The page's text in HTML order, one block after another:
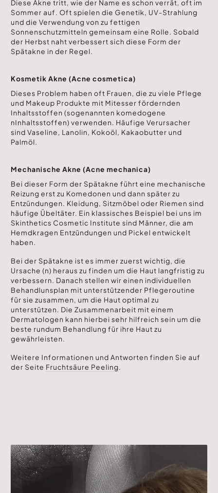
Diese Akne tritt, wie der Name es schon verrät, oft im
Sommer auf. Oft spielen die Genetik, UV-Strahlung
und die Verwendung von zu fettigen
Sonnenschutzmitteln gemeinsam eine Rolle. Sobald
der Herbst naht verbessert sich diese Form der
Spätakne in der Regel.
Kosmetik Akne (Acne cosmetica)
Dieses Problem haben oft Frauen, die zu viele Pflege
und Makeup Produkte mit Mitesser fördernden
Inhaltsstoffen (sogenannten komedogene
nInhaltsstoffen) verwenden. Häufige Verursacher
sind Vaseline, Lanolin, Kokoöl, Kakaobutter und
Palmöl.
Mechanische Akne (Acne mechanica)
Bei dieser Form der Spätakne führt eine mechanische
Reizung erst zu Komedonen und dann später zu
Entzündungen. Kleidung, Sitzmöbel oder Riemen sind
häufige Übeltäter. Ein klassisches Beispiel bei uns im
Skinthetics Cosmetic Institute sind Männer, die am
Hemdkragen Entzündungen und Pickel entwickelt
haben.
Bei der Spätakne ist es immer zuerst wichtig, die
Ursache (n) heraus zu finden um die Haut langfristig zu
verbessern. Danach stellen wir einen individuellen
Behandlunsplan mit unterstützender Pflegeroutine
für sie zusammen, um die Haut optimal zu
unterstützen. Die Zusammenarbeit mit einem
Dermatologen kann hierbei sehr hilfreich sein um die
beste rundum Behandlung für ihre Haut zu
gewährleisten.
Weitere Informationen und Antworten finden Sie auf
der Seite Fruchtsäure Peeling.